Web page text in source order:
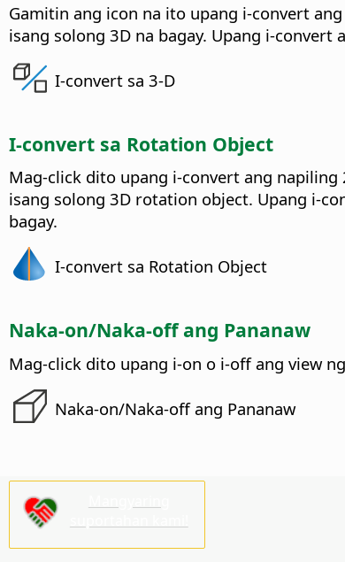
Gamitin ang icon na ito upang i-convert
isang solong 3D na bagay. Upang i-
I-convert sa 3-D
I-convert sa Rotation Object
Mag-click dito upang i-convert ang
isang solong 3D rotation object. Upang i-
bagay.
I-convert sa Rotation Object
Naka-on/Naka-off ang Pananaw
Mag-click dito upang i-on o i-off ang view
Naka-on/Naka-off ang Pananaw